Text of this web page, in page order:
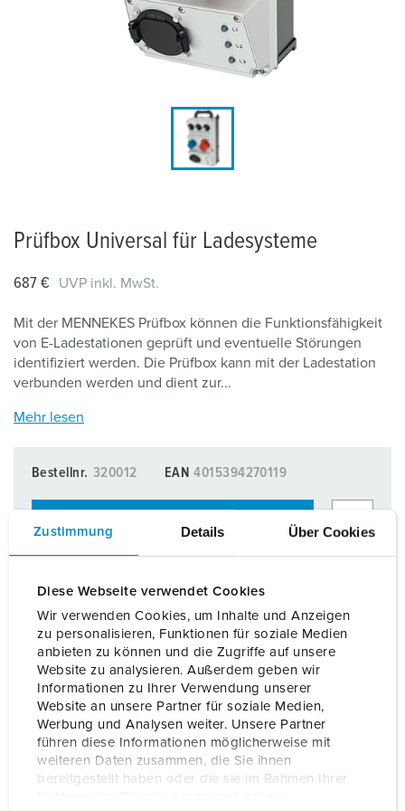
Zustimmung Details Über Cookies
Diese Webseite verwendet Cookies
Wir verwenden Cookies, um Inhalte und Anzeigen
zu personalisieren, Funktionen für soziale Medien
anbieten zu können und die Zugriffe auf unsere
Website zu analysieren. Außerdem geben wir
Informationen zu Ihrer Verwendung unserer
Website an unsere Partner für soziale Medien,
Werbung und Analysen weiter. Unsere Partner
führen diese Informationen möglicherweise mit
weiteren Daten zusammen, die Sie ihnen
bereitgestellt haben oder die sie im Rahmen Ihrer
Prüfbox Universal für Ladesysteme
687 € UVP inkl. MwSt.
Mit der MENNEKES Prüfbox können die Funktionsfähigkeit
von E-Ladestationen geprüft und eventuelle Störungen
identifiziert werden. Die Prüfbox kann mit der Ladestation
verbunden werden und dient zur...
Mehr lesen
Bestellnr. 320012 EAN 4015394270119
Planungsdaten & Downloads
Prüfbox Universal für Ladesysteme 320012